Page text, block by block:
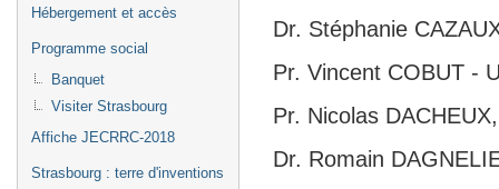
Hébergement et accès
Programme social
Banquet
Visiter Strasbourg
Affiche JECRRC-2018
Strasbourg : terre d'inventions
Dr. Stéphanie
Pr. Vincent COBUT -
Pr. Nicolas
Dr. Romain